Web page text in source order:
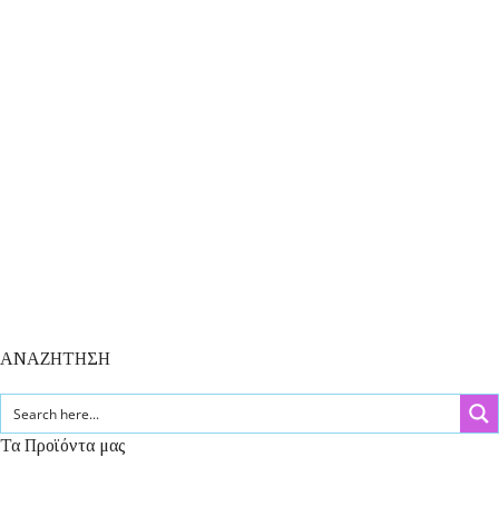
ΑΝΑΖΗΤΗΣΗ
Τα Προϊόντα μας